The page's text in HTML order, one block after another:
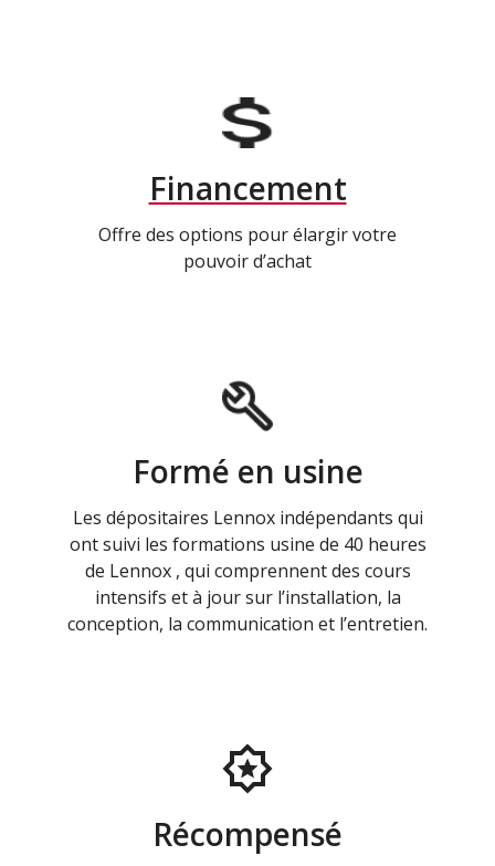
Financement
Offre des options pour élargir votre
pouvoir d’achat
Formé en usine
Les dépositaires Lennox indépendants qui
ont suivi les formations usine de 40 heures
de Lennox , qui comprennent des cours
intensifs et à jour sur l’installation, la
conception, la communication et l’entretien.
Récompensé